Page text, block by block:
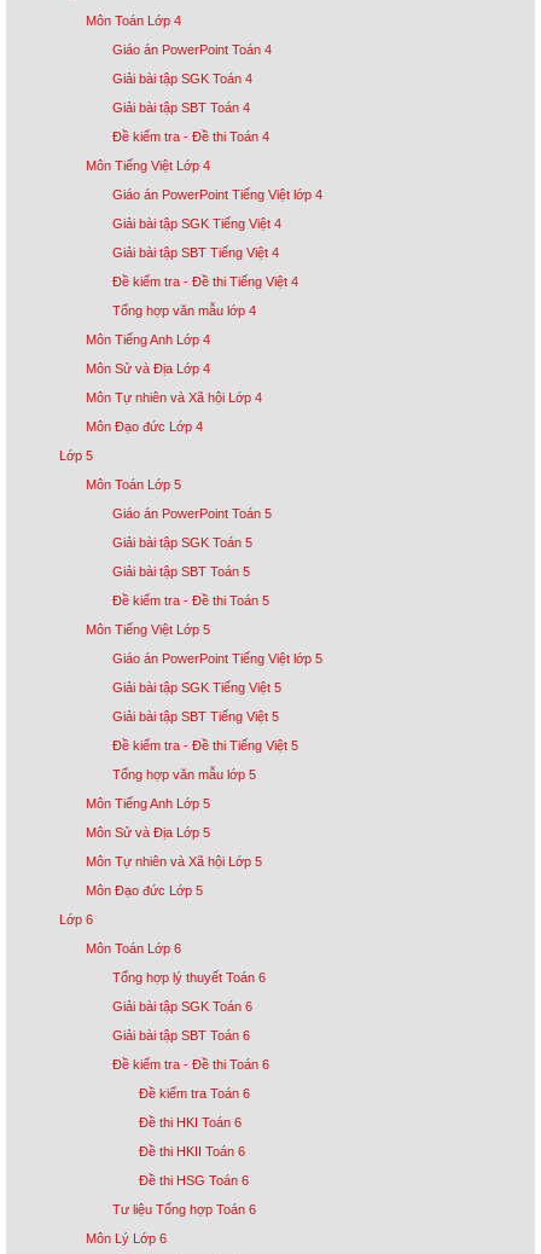
Môn Toán Lớp 4
Giáo án PowerPoint Toán 4
Giải bài tập SGK Toán 4
Giải bài tập SBT Toán 4
Đề kiểm tra - Đề thi Toán 4
Môn Tiếng Việt Lớp 4
Giáo án PowerPoint Tiếng Việt lớp 4
Giải bài tập SGK Tiếng Việt 4
Giải bài tập SBT Tiếng Việt 4
Đề kiểm tra - Đề thi Tiếng Việt 4
Tổng hợp văn mẫu lớp 4
Môn Tiếng Anh Lớp 4
Môn Sử và Địa Lớp 4
Môn Tự nhiên và Xã hội Lớp 4
Môn Đạo đức Lớp 4
Lớp 5
Môn Toán Lớp 5
Giáo án PowerPoint Toán 5
Giải bài tập SGK Toán 5
Giải bài tập SBT Toán 5
Đề kiểm tra - Đề thi Toán 5
Môn Tiếng Việt Lớp 5
Giáo án PowerPoint Tiếng Việt lớp 5
Giải bài tập SGK Tiếng Việt 5
Giải bài tập SBT Tiếng Việt 5
Đề kiểm tra - Đề thi Tiếng Việt 5
Tổng hợp văn mẫu lớp 5
Môn Tiếng Anh Lớp 5
Môn Sử và Địa Lớp 5
Môn Tự nhiên và Xã hội Lớp 5
Môn Đạo đức Lớp 5
Lớp 6
Môn Toán Lớp 6
Tổng hợp lý thuyết Toán 6
Giải bài tập SGK Toán 6
Giải bài tập SBT Toán 6
Đề kiểm tra - Đề thi Toán 6
Đề kiểm tra Toán 6
Đề thi HKI Toán 6
Đề thi HKII Toán 6
Đề thi HSG Toán 6
Tư liệu Tổng hợp Toán 6
Môn Lý Lớp 6